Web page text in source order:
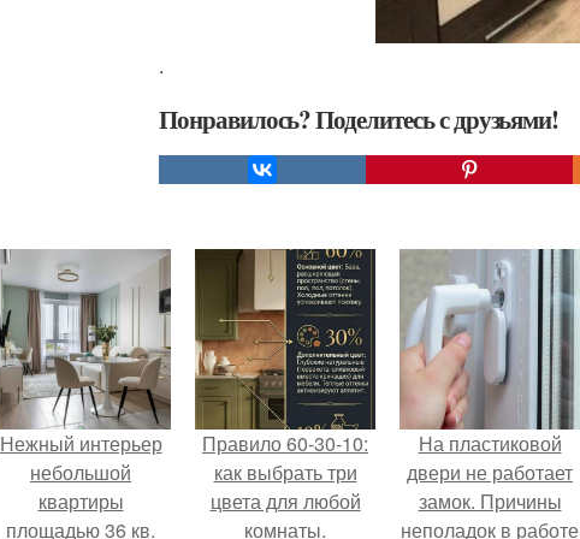
.
Понравилось? Поделитесь с друзьями!
Нежный интерьер
небольшой
квартиры
площадью 36 кв.
Правило 60-30-10:
как выбрать три
цвета для любой
комнаты.
На пластиковой
двери не работает
замок. Причины
неполадок в работе